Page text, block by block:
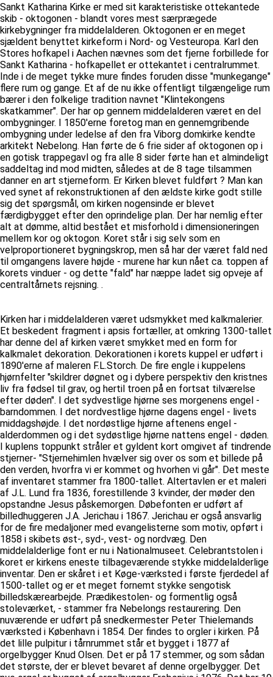
Sankt Katharina Kirke er med sit karakteristiske ottekantede
skib - oktogonen - blandt vores mest særprægede
kirkebygninger fra middelalderen. Oktogonen er en meget
sjældent benyttet kirkeform i Nord- og Vesteuropa. Karl den
Stores hofkapel i Aachen nævnes som det fjerne forbillede for
Sankt Katharina - hofkapellet er ottekantet i centralrummet.
Inde i de meget tykke mure findes foruden disse "munkegange"
flere rum og gange. Et af de nu ikke offentligt tilgængelige rum
bærer i den folkelige tradition navnet "Klintekongens
skatkammer". Der har op gennem middelalderen været en del
ombygninger. I 1850'erne foretog man en gennemgribende
ombygning under ledelse af den fra Viborg domkirke kendte
arkitekt Nebelong. Han førte de 6 frie sider af oktogonen op i
en gotisk trappegavl og fra alle 8 sider førte han et almindeligt
saddeltag ind mod midten, således at de 8 tage tilsammen
danner en art stjerneform. Er Kirken blevet fuldført ? Man kan
ved synet af rekonstruktionen af den ældste kirke godt stille
sig det spørgsmål, om kirken nogensinde er blevet
færdigbygget efter den oprindelige plan. Der har nemlig efter
alt at dømme, altid bestået et misforhold i dimensioneringen
mellem kor og oktogon. Koret står i sig selv som en
velproportioneret bygningskrop, men så har der været fald ned
til omgangens lavere højde - murene har kun nået ca. toppen af
korets vinduer - og dette "fald" har næppe ladet sig opveje af
centraltårnets rejsning. .
Kirken har i middelalderen været udsmykket med kalkmalerier.
Et beskedent fragment i apsis fortæller, at omkring 1300-tallet
har denne del af kirken været smykket med en form for
kalkmalet dekoration. Dekorationen i korets kuppel er udført i
1890'erne af maleren F.L.Storch. De fire engle i kuppelens
hjørnfelter "skildrer døgnet og i dybere perspektiv den kristnes
liv fra fødsel til grav, og hertil troen på en fortsat tilværelse
efter døden". I det sydvestlige hjørne ses morgenens engel -
barndommen. I det nordvestlige hjørne dagens engel - livets
middagshøjde. I det nordøstlige hjørne aftenens engel -
alderdommen og i det sydøstlige hjørne nattens engel - døden.
I kuplens toppunkt stråler et gyldent kort omgivet af tindrende
stjerner- "Stjernehimlen hvælver sig over os som et billede på
den verden, hvorfra vi er kommet og hvorhen vi går". Det meste
af inventaret stammer fra 1800-tallet. Altertavlen er et maleri
af J.L. Lund fra 1836, forestillende 3 kvinder, der møder den
opstandne Jesus påskemorgen. Døbefonten er udført af
billedhuggeren J.A. Jerichau i 1867. Jerichau er også ansvarlig
for de fire medaljoner med evangelisterne som motiv, opført i
1858 i skibets øst-, syd-, vest- og nordvæg. Den
middelalderlige font er nu i Nationalmuseet. Celebrantstolen i
koret er kirkens eneste tilbageværende stykke middelalderlige
inventar. Den er skåret i et Køge-værksted i første fjerdedel af
1500-tallet og er et meget fornemt stykke sengotisk
billedskærearbejde. Prædikestolen- og formentlig også
stoleværket, - stammer fra Nebelongs restaurering. Den
nuværende er udført på snedkermester Peter Thielemands
værksted i København i 1854. Der findes to orgler i kirken. På
det lille pulpitur i tårnrummet står et bygget i 1877 af
orgelbygger Knud Olsen. Det er på 17 stemmer, og som sådan
det største, der er blevet bevaret af denne orgelbygger. Det